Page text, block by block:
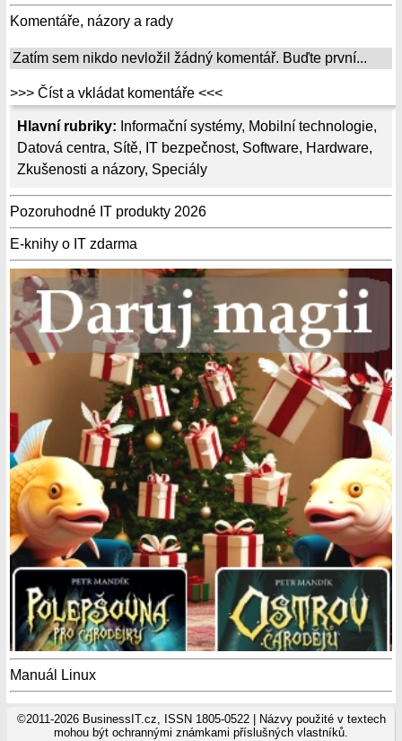
Hlavní rubriky: Informační systémy, Mobilní technologie,
Datová centra, Sítě, IT bezpečnost, Software, Hardware,
Zkušenosti a názory, Speciály
Pozoruhodné IT produkty 2026
E-knihy o IT zdarma
Manuál Linux
Komentáře, názory a rady
Zatím sem nikdo nevložil žádný komentář. Buďte první...
>>> Číst a vkládat komentáře <<<
©2011-2026 BusinessIT.cz, ISSN 1805-0522 | Názvy použité v textech
mohou být ochrannými známkami příslušných vlastníků.